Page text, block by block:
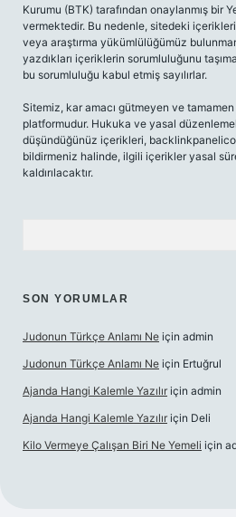
Kurumu (BTK) tarafından onaylanmış bir
vermektedir. Bu nedenle, sitedeki
veya araştırma yükümlülüğümüz
yazdıkları içeriklerin sorumluluğunu
bu sorumluluğu kabul etmiş sayılırlar.
Sitemiz, kar amacı gütmeyen ve
platformudur. Hukuka ve yasal
düşündüğünüz içerikleri,
bildirmeniz halinde, ilgili içerikler yasal
kaldırılacaktır.
SON YORUMLAR
Judonun Türkçe Anlamı Ne için admin
Judonun Türkçe Anlamı Ne için Ertuğrul
Ajanda Hangi Kalemle Yazılır için admin
Ajanda Hangi Kalemle Yazılır için Deli
Kilo Vermeye Çalışan Biri Ne Yemeli için